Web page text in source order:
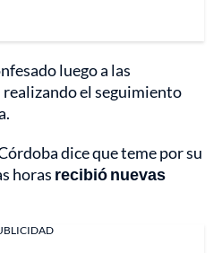
luego a las
el seguimiento
dice que teme por su
horas recibió nuevas